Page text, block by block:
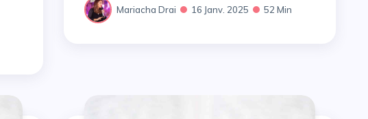
Mariacha Drai 16 Janv. 2025 52 Min